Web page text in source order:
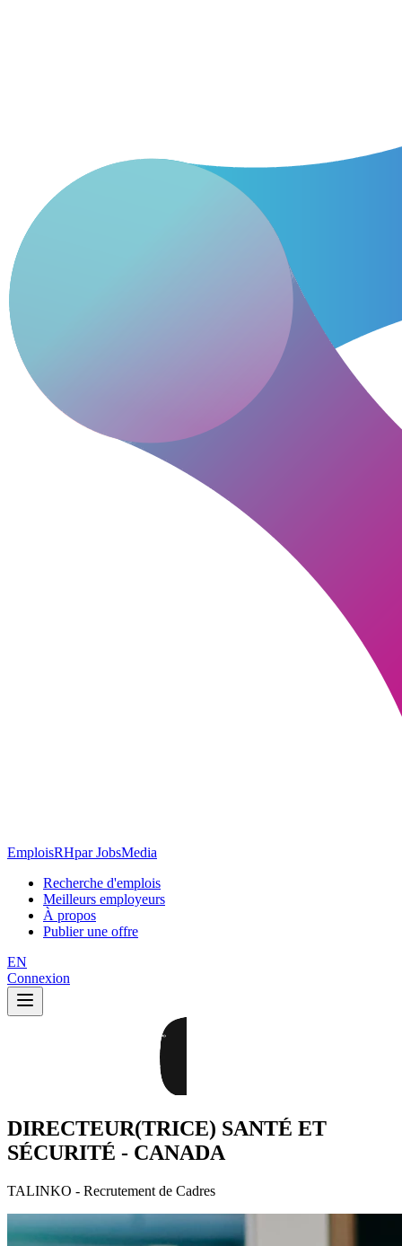
EmploisRHpar JobsMedia
Recherche d'emplois
Meilleurs employeurs
À propos
Publier une offre
EN
Connexion
DIRECTEUR(TRICE) SANTÉ ET
SÉCURITÉ - CANADA
TALINKO - Recrutement de Cadres